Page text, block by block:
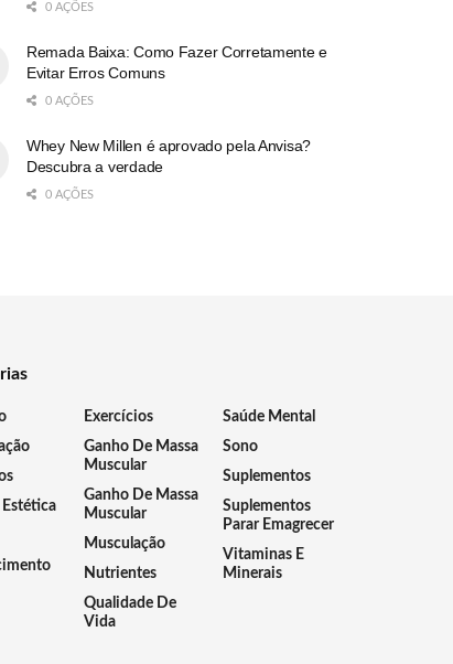
0 AÇÕES
Remada Baixa: Como Fazer Corretamente e
Evitar Erros Comuns
0 AÇÕES
Whey New Millen é aprovado pela Anvisa?
Descubra a verdade
0 AÇÕES
Estética
Exercícios
Ganho De Massa
Muscular
Ganho De Massa
Muscular
Musculação
Nutrientes
Qualidade De
Vida
Saúde Mental
Sono
Suplementos
Suplementos
Parar Emagrecer
Vitaminas E
Minerais